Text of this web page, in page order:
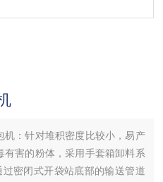
机：针对堆积密度比较小，易产
害的粉体，采用手套箱卸料系
密闭式开袋站底部的输送管道